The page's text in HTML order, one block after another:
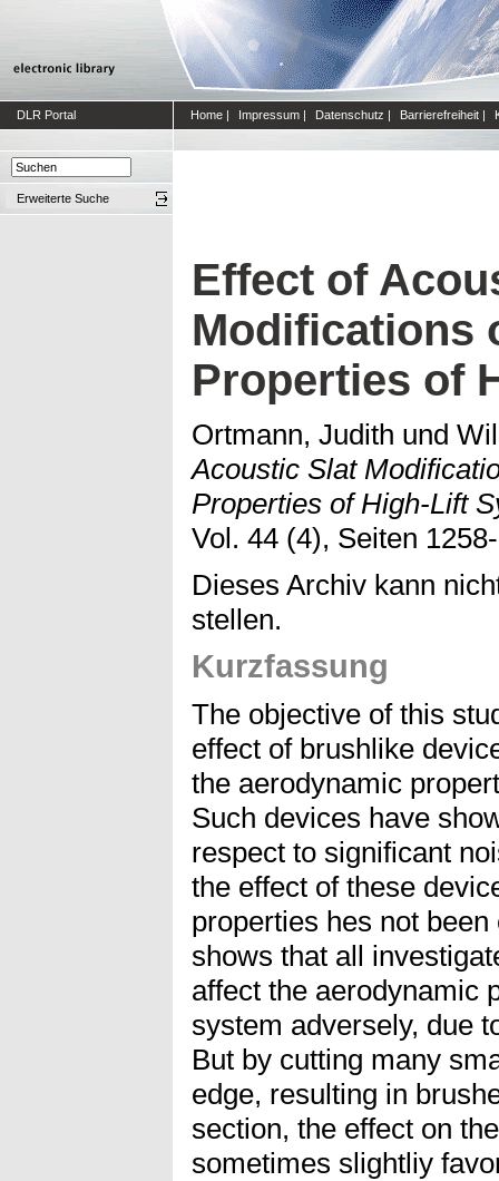
DLR Portal Home | Impressum | Datenschutz | Barrierefreiheit |
Erweiterte Suche
Effect of
Modifications
Properties of
Ortmann, Judith und
Acoustic Slat
Properties of High-Lift
Vol. 44 (4), Seiten
Dieses Archiv kann
stellen.
Kurzfassung
The objective of this
effect of brushlike
the aerodynamic
Such devices have
respect to significant
the effect of these
properties hes not
shows that all
affect the aerodynamic
system adversely, due
But by cutting many
edge, resulting in
section, the effect on
sometimes slightliy